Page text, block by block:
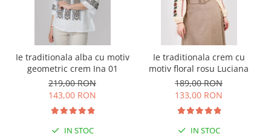
Ie traditionala alba cu motiv
geometric crem Ina 01
219,00 RON
143,00 RON
IN STOC
Ie traditionala crem cu
motiv floral rosu Luciana
189,00 RON
133,00 RON
IN STOC